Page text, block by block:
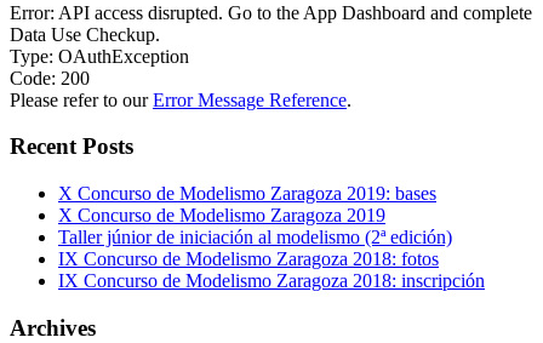
Error: API access disrupted. Go to the App Dashboard and complete
Data Use Checkup.
Type: OAuthException
Code: 200
Please refer to ourError Message Reference.
Recent Posts
X Concurso de Modelismo Zaragoza 2019: bases
X Concurso de Modelismo Zaragoza 2019
Taller júnior de iniciación al modelismo (2ª edición)
IX Concurso de Modelismo Zaragoza 2018: fotos
IX Concurso de Modelismo Zaragoza 2018: inscripción
Archives